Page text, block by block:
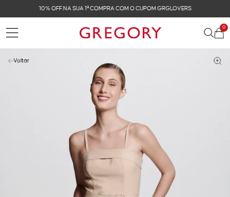
10% OFF NA SUA 1ª COMPRA COM O CUPOM GRGLOVERS
0
Voltar